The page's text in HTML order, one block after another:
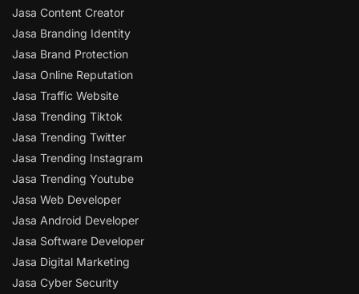
Jasa Content Creator
Jasa Branding Identity
Jasa Brand Protection
Jasa Online Reputation
Jasa Traffic Website
Jasa Trending Tiktok
Jasa Trending Twitter
Jasa Trending Instagram
Jasa Trending Youtube
Jasa Web Developer
Jasa Android Developer
Jasa Software Developer
Jasa Digital Marketing
Jasa Cyber Security